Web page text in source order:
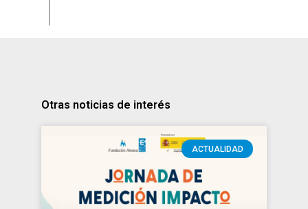
Otras noticias de interés
ACTUALIDAD